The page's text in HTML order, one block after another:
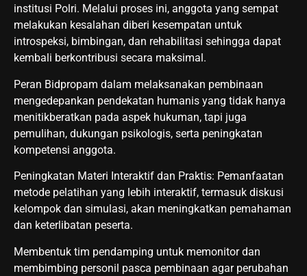
institusi Polri. Melalui proses ini, anggota yang sempat
melakukan kesalahan diberi kesempatan untuk
introspeksi, bimbingan, dan rehabilitasi sehingga dapat
kembali berkontribusi secara maksimal.
Peran Bidpropam dalam melaksanakan pembinaan
mengedepankan pendekatan humanis yang tidak hanya
menitikberatkan pada aspek hukuman, tapi juga
pemulihan, dukungan psikologis, serta peningkatan
kompetensi anggota.
Peningkatan Materi Interaktif dan Praktis: Pemanfaatan
metode pelatihan yang lebih interaktif, termasuk diskusi
kelompok dan simulasi, akan meningkatkan pemahaman
dan keterlibatan peserta.
Membentuk tim pendamping untuk memonitor dan
membimbing personil pasca pembinaan agar perubahan